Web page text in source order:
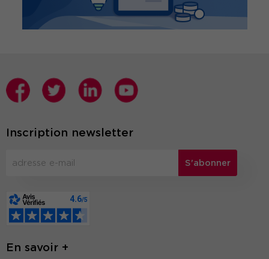
Inscription newsletter
S'abonner
En savoir +